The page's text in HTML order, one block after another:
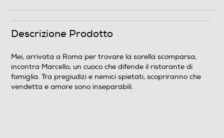
Sistema TV
Pal
Descrizione Prodotto
Mei, arrivata a Roma per trovare la sorella scomparsa,
incontra Marcello, un cuoco che difende il ristorante di
famiglia. Tra pregiudizi e nemici spietati, scopriranno che
vendetta e amore sono inseparabili.